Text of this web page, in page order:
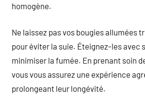
homogène.
Ne laissez pas vos bougies allumées
pour éviter la suie. Éteignez-les avec
minimiser la fumée. En prenant soin
vous vous assurez une expérience
prolongeant leur longévité.